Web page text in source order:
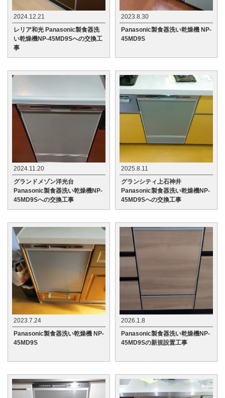
2024.12.21
レリア和光 Panasonic製食器洗
い乾燥機NP-45MD9Sへの交換工
事
2023.8.30
Panasonic製食器洗い乾燥機 NP-
45MD9S
2024.11.20
グランドメゾン洋光台
Panasonic製食器洗い乾燥機NP-
45MD9Sへの交換工事
2025.8.11
グランシティ上石神井
Panasonic製食器洗い乾燥機NP-
45MD9Sへの交換工事
2023.7.24
Panasonic製食器洗い乾燥機 NP-
45MD9S
2026.1.8
Panasonic製食器洗い乾燥機NP-
45MD9Sの新規設置工事